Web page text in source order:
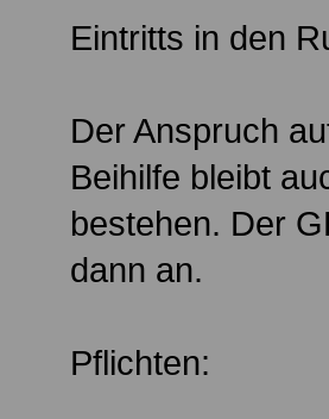
Eintritts in den
Der Anspruch
Beihilfe bleibt
bestehen. Der
dann an.
Pflichten: